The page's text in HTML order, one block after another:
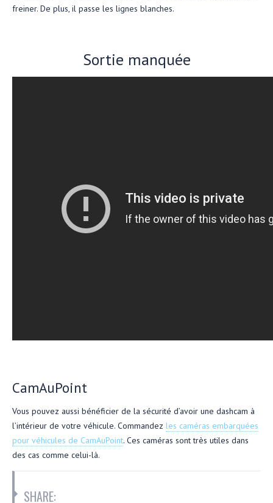
freiner. De plus, il passe les lignes blanches.
Sortie manquée
CamAuPoint
Vous pouvez aussi bénéficier de la sécurité d’avoir une dashcam à
l’intérieur de votre véhicule. Commandez les caméras embarquées
pour véhicules de CamAuPoint. Ces caméras sont très utiles dans
des cas comme celui-là.
SHARE: